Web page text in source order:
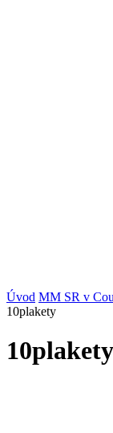
Úvod MM SR v
10plakety
10plakety